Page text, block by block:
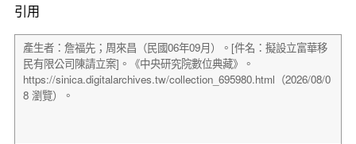
引用